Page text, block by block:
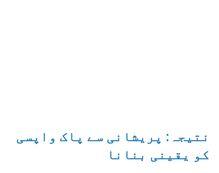
نتیجہ: پریشانی سے پاک واپسی
کو یقینی بنانا